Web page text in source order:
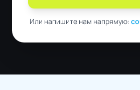
Или напишите нам напрямую: